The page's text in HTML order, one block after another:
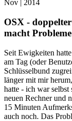
Nov | 2014
OSX -
macht Probleme
Seit Ewigkeiten
am Tag (oder
Schlüsselbund
länger mit mir
hatte - ich war selbst
neuen Rechner und
15 Minuten
auch noch. Das